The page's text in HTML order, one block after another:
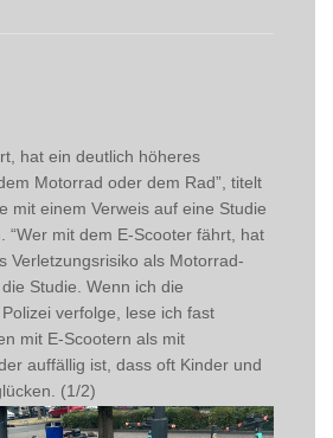
hat ein deutlich höheres
Motorrad oder dem Rad”, titelt
mit einem Verweis auf eine Studie
“Wer mit dem E-Scooter fährt, hat
Verletzungsrisiko als Motorrad-
Studie. Wenn ich die
verfolge, lese ich fast
mit E-Scootern als mit
auffällig ist, dass oft Kinder und
(1/2)